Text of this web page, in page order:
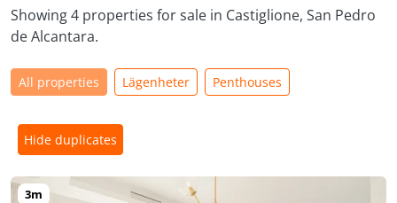
Showing 4 properties for sale in Castiglione, San Pedro
de Alcantara.
All properties Lägenheter Penthouses
Hide duplicates